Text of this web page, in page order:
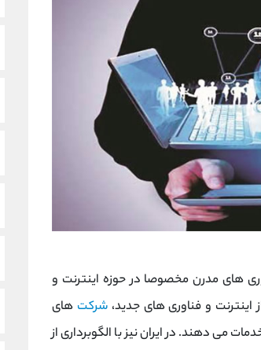
های مدرن مخصوصا در حوزه اینترنت و
اینترنت و فناوری های جدید، شرکت های
می دهند. در ایران نیز با الگوبرداری از